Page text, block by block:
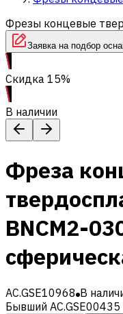
Фрезы концевые
Заявка на подбор
Скидка 15%
В наличии
Фреза
BNCM2-
AC.GSE10968 В
Бывший